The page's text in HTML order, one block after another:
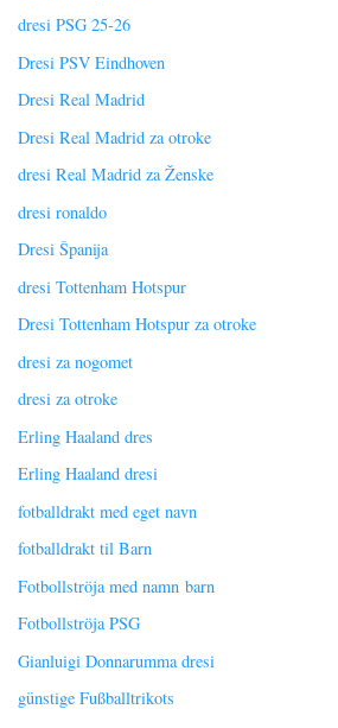
dresi PSG 25-26
Dresi PSV Eindhoven
Dresi Real Madrid
Dresi Real Madrid za otroke
dresi Real Madrid za Ženske
dresi ronaldo
Dresi Španija
dresi Tottenham Hotspur
Dresi Tottenham Hotspur za otroke
dresi za nogomet
dresi za otroke
Erling Haaland dres
Erling Haaland dresi
fotballdrakt med eget navn
fotballdrakt til Barn
Fotbollströja med namn barn
Fotbollströja PSG
Gianluigi Donnarumma dresi
günstige Fußballtrikots